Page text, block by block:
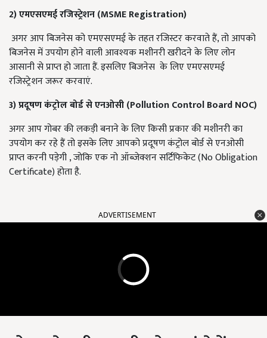
2) एमएसएमई रजिस्ट्रेशन (MSME Registration)
अगर आप बिजनेस को एमएसएमई के तहत रजिस्टर करवाते हैं, तो आपको
बिजनेस में उपयोग होने वाली आवश्यक मशीनरी खरीदने के लिए लोन
आसानी से प्राप्त हो जाता हैं. इसलिए बिजनेस के लिए एमएसएमई
रजिस्ट्रेशन जरूर करवाएं.
3) प्रदूषण कंट्रोल बोर्ड से एनओसी (Pollution Control Board NOC)
अगर आप गोबर की लकड़ी बनाने के लिए किसी प्रकार की मशीनरी का
उपयोग कर रहे हैं तो इसके लिए आपको प्रदूषण कंट्रोल बोर्ड से एनओसी
प्राप्त करनी पड़ेगी , जोकि एक नो ऑब्जेक्शन सर्टिफिकेट (No Obligation
Certificate) होता है.
ADVERTISEMENT